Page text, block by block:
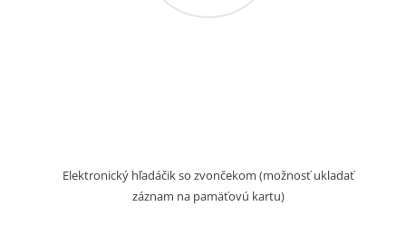
Elektronický hľadáčik so zvončekom (možnosť ukladať
záznam na pamäťovú kartu)